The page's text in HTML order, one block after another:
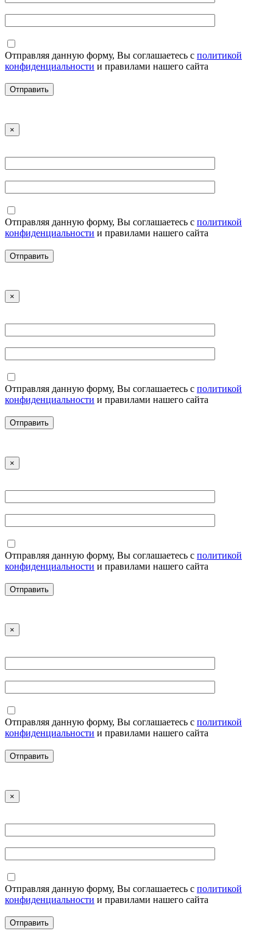
Отправляя данную форму, Вы соглашаетесь с политикой
конфиденциальности и правилами нашего сайта
×
Отправляя данную форму, Вы соглашаетесь с политикой
конфиденциальности и правилами нашего сайта
×
Отправляя данную форму, Вы соглашаетесь с политикой
конфиденциальности и правилами нашего сайта
×
Отправляя данную форму, Вы соглашаетесь с политикой
конфиденциальности и правилами нашего сайта
×
Отправляя данную форму, Вы соглашаетесь с политикой
конфиденциальности и правилами нашего сайта
×
Отправляя данную форму, Вы соглашаетесь с политикой
конфиденциальности и правилами нашего сайта